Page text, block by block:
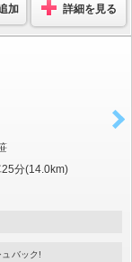
加 詳細を見る
分(14.0km)
バック!